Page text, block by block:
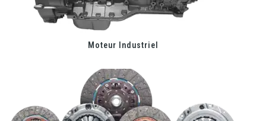
Moteur Industriel